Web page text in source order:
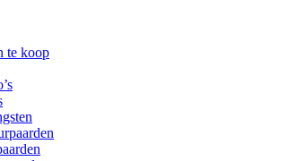
te koop